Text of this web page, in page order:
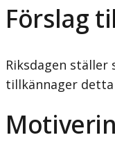
Förslag
Riksdagen
tillkännager